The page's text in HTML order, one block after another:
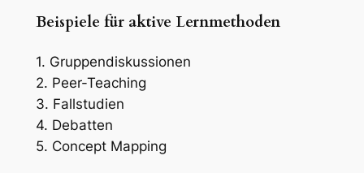
Beispiele für aktive Lernmethoden
1. Gruppendiskussionen
2. Peer-Teaching
3. Fallstudien
4. Debatten
5. Concept Mapping